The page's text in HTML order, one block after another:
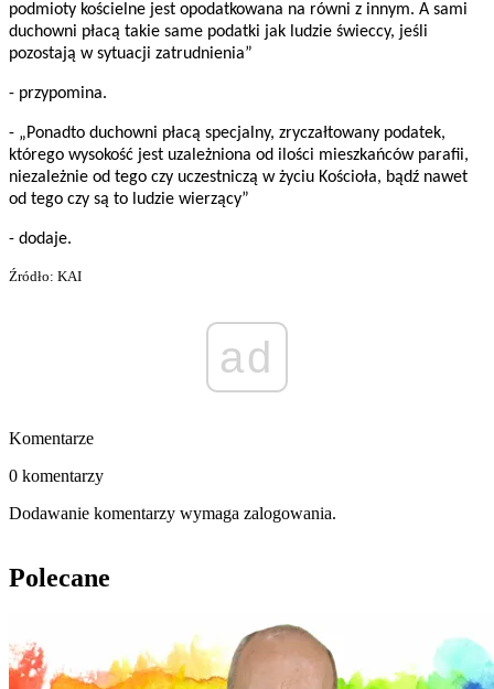
podmioty kościelne jest opodatkowana na równi z innym. A sami
duchowni płacą takie same podatki jak ludzie świeccy, jeśli
pozostają w sytuacji zatrudnienia”
- przypomina.
- „Ponadto duchowni płacą specjalny, zryczałtowany podatek,
którego wysokość jest uzależniona od ilości mieszkańców parafii,
niezależnie od tego czy uczestniczą w życiu Kościoła, bądź nawet
od tego czy są to ludzie wierzący”
- dodaje.
Źródło: KAI
ad
Komentarze
0 komentarzy
Dodawanie komentarzy wymaga zalogowania.
Polecane